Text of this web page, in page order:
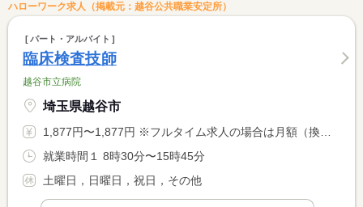
ハローワーク求人（掲載元：越谷公共職業安定所）
パート・アルバイト
臨床検査技師
越谷市立病院
埼玉県越谷市
1,877円〜1,877円 ※フルタイム求人の場合は月額（換算額）、パート求人の場合は時間額を表示しています。
就業時間１ 8時30分〜15時45分
土曜日，日曜日，祝日，その他